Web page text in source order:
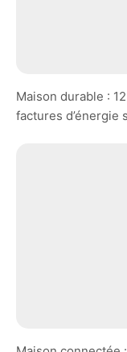
Maison durable :
factures d’énergie